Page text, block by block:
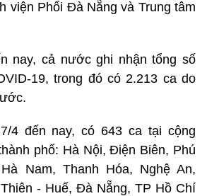
viện Phổi Đà Nẵng và Trung tâm
nay, cả nước ghi nhận tổng số
19, trong đó có 2.213 ca do
4 đến nay, có 643 ca tại cộng
phố: Hà Nội, Điện Biên, Phú
Nam, Thanh Hóa, Nghệ An,
- Huế, Đà Nẵng, TP Hồ Chí